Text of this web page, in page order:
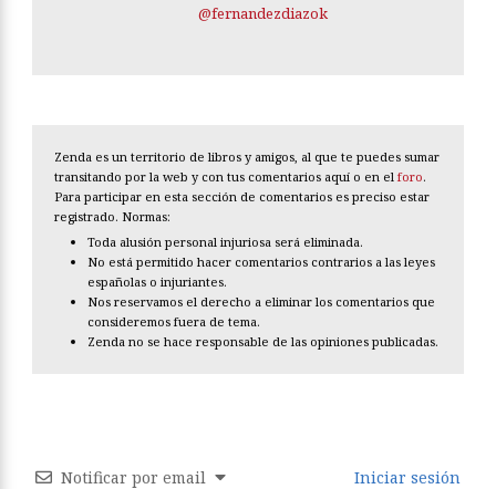
@fernandezdiazok
Zenda es un territorio de libros y amigos, al que te puedes sumar
transitando por la web y con tus comentarios aquí o en el foro.
Para participar en esta sección de comentarios es preciso estar
registrado. Normas:
Toda alusión personal injuriosa será eliminada.
No está permitido hacer comentarios contrarios a las leyes
españolas o injuriantes.
Nos reservamos el derecho a eliminar los comentarios que
consideremos fuera de tema.
Zenda no se hace responsable de las opiniones publicadas.
Notificar por email Iniciar sesión